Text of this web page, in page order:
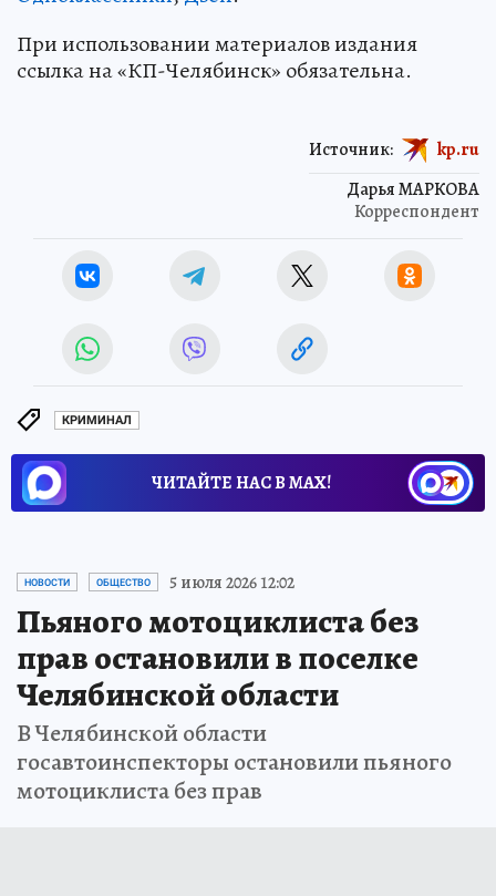
При использовании материалов издания
ссылка на «КП-Челябинск» обязательна.
Дарья МАРКОВА
Корреспондент
Источник: kp.ru
КРИМИНАЛ
ЧИТАЙТЕ НАС В МАХ!
НОВОСТИ ОБЩЕСТВО 5 июля 2026 12:02
Пьяного мотоциклиста без
прав остановили в поселке
Челябинской области
В Челябинской области
госавтоинспекторы остановили пьяного
мотоциклиста без прав